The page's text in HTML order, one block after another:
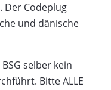
Der Codeplug
und dänische
selber kein
Bitte ALLE